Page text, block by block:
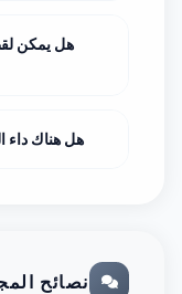
هل يمكن
هل هناك داء
نصائح